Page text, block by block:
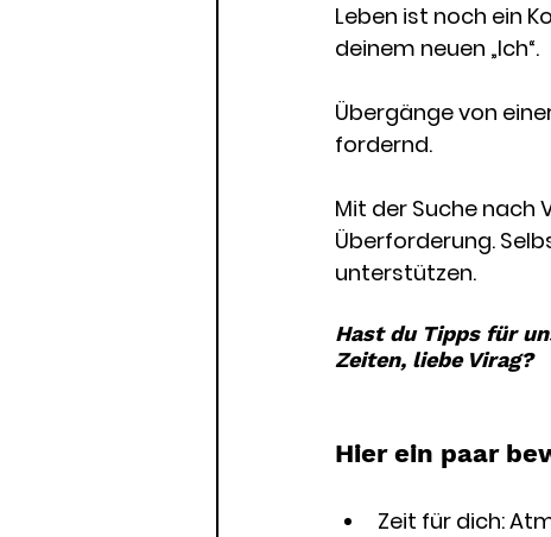
Leben ist noch ein
deinem neuen „Ich“.
Übergänge von
fordernd.
Mit der Suche nach
Überforderung.
unterstützen.
Hast du Tipps für
Zeiten, liebe Virag?
Hier ein paar
Zeit für dich: